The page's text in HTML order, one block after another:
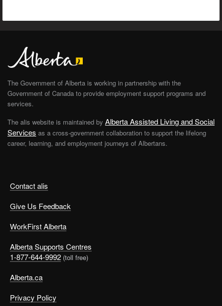
Contact alis
Give Us Feedback
WorkFirst Alberta
Alberta Supports Centres
1-877-644-9992 (toll free)
Alberta.ca
Privacy Policy
The Government of Alberta is working in partnership with the
Government of Canada to provide employment support programs and
services.
The alis website is maintained by Alberta Assisted Living and Social
Services as a cross-government collaboration to support the lifelong
career, learning, and employment journeys of Albertans.